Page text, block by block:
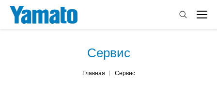
Сервис
Главная Сервис